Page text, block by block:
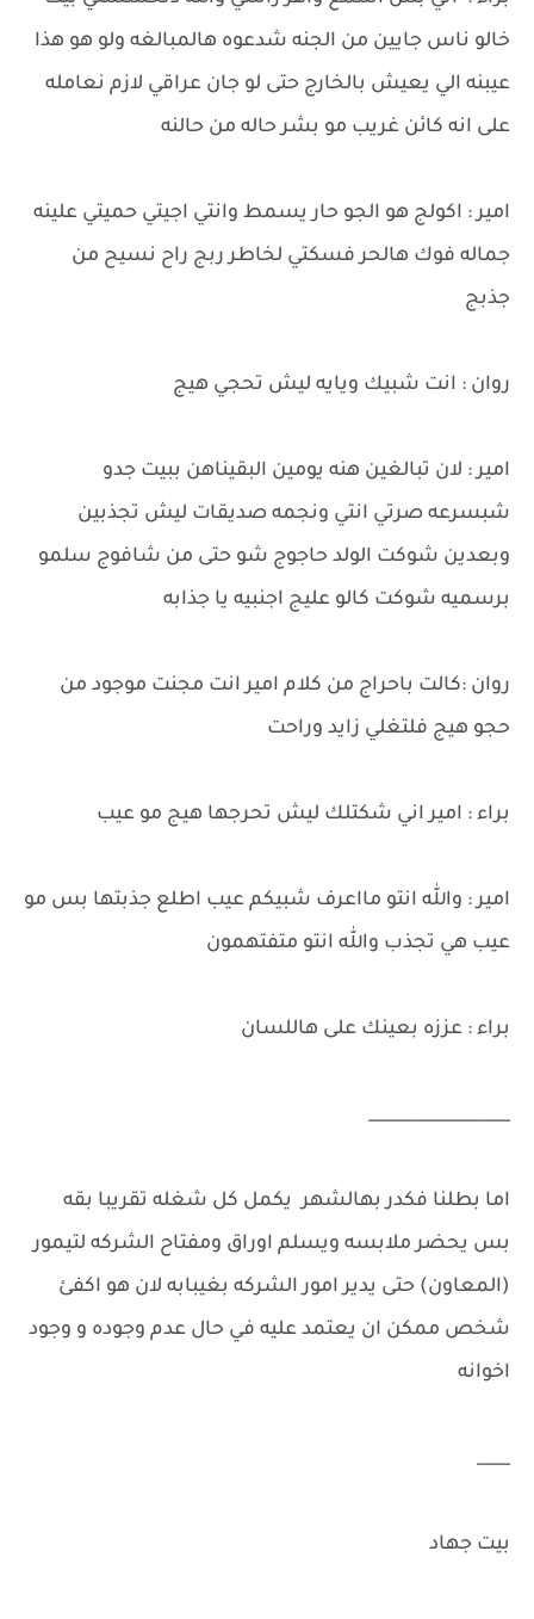
خالو ناس جايين من الجنه شدعوه هالمبالغه ولو هو هذا
عيبنه الي يعيش بالخارج حتى لو جان عراقي لازم نعامله
على انه كائن غريب مو بشر حاله من حالنه
امير : اكولج هو الجو حار يسمط وانتي اجيتي حميتي علينه
جماله فوك هالحر فسكتي لخاطر ربج راح نسيح من
جذبج
روان : انت شبيك ويايه ليش تحجي هيج
امير : لان تبالغين هنه يومين البقيناهن ببيت جدو
شبسرعه صرتي انتي ونجمه صديقات ليش تجذبين
وبعدين شوكت الولد حاجوج شو حتى من شافوج سلمو
برسميه شوكت كالو عليج اجنبيه يا جذابه
روان :كالت باحراج من كلام امير انت مجنت موجود من
حجو هيج فلتغلي زايد وراحت
براء : امير اني شكتلك ليش تحرجها هيج مو عيب
امير : والله انتو مااعرف شبيكم عيب اطلع جذبتها بس مو
عيب هي تجذب والله انتو متفتهمون
براء : عززه بعينك على هاللسان
_________________
اما بطلنا فكدر بهالشهر يكمل كل شغله تقريبا بقه
بس يحضر ملابسه ويسلم اوراق ومفتاح الشركه لتيمور
(المعاون) حتى يدير امور الشركه بغيبابه لان هو اكفئ
شخص ممكن ان يعتمد عليه في حال عدم وجوده و وجود
اخوانه
____
بيت جهاد